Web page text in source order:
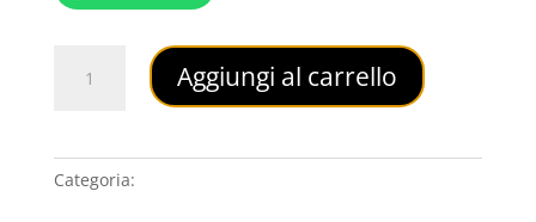
Spaghetti
carne
Aggiungi al carrello
Categoria: